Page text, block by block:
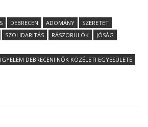
DEBRECEN ADOMÁNY
SZERETET
SZOLIDARITÁS RÁSZORULÓK
JÓSÁG
DEBRECENI NŐK KÖZÉLETI EGYESÜLETE